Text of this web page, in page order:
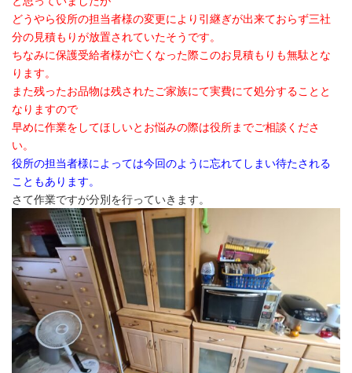
どうやら役所の担当者様の変更により引継ぎが出来ておらず三社
分の見積もりが放置されていたそうです。
ちなみに保護受給者様が亡くなった際このお見積もりも無駄とな
ります。
また残ったお品物は残されたご家族にて実費にて処分することと
なりますので
早めに作業をしてほしいとお悩みの際は役所までご相談くださ
い。
役所の担当者様によっては今回のように忘れてしまい待たされる
こともあります。
さて作業ですが分別を行っていきます。